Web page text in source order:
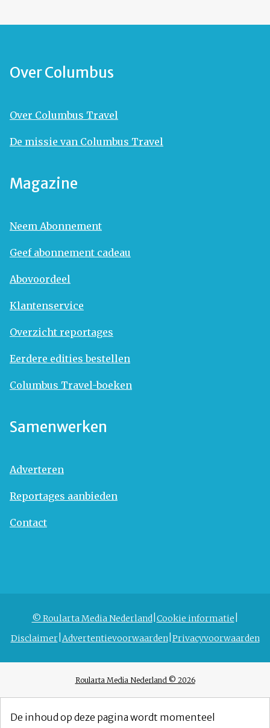
Over Columbus
Over Columbus Travel
De missie van Columbus Travel
Magazine
Neem Abonnement
Geef abonnement cadeau
Abovoordeel
Klantenservice
Overzicht reportages
Eerdere edities bestellen
Columbus Travel-boeken
Samenwerken
Adverteren
Reportages aanbieden
Contact
© Roularta Media Nederland Cookie informatie
Disclaimer Advertentievoorwaarden Privacyvoorwaarden
Roularta Media Nederland © 2026
De inhoud op deze pagina wordt momenteel